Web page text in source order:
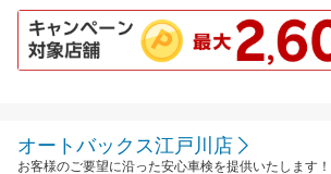
オートバックス江戸川店
お客様のご要望に沿った安心車検を提供いたします！